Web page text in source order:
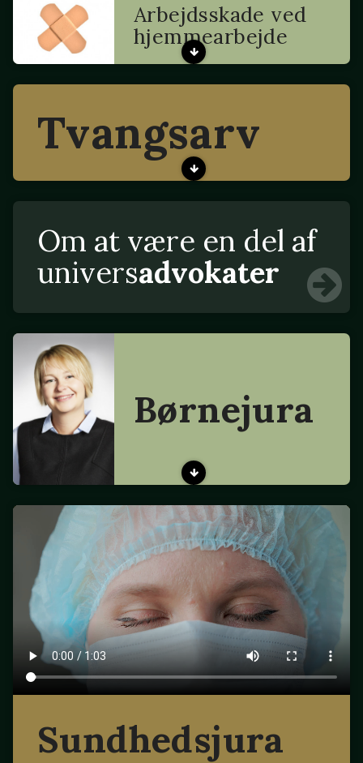
Arbejdsskade ved
hjemmearbejde
Tvangsarv
Om at være en del af
universadvokater
Børnejura
Sundhedsjura